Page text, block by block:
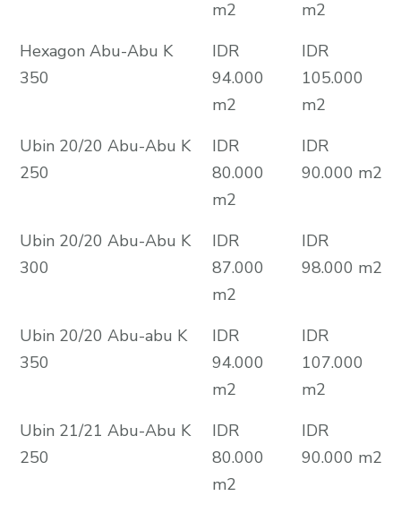
m2
m2
Hexagon Abu-Abu K
350
IDR
94.000
m2
IDR
105.000
m2
Ubin 20/20 Abu-Abu K
250
IDR
80.000
m2
IDR
90.000 m2
Ubin 20/20 Abu-Abu K
300
IDR
87.000
m2
IDR
98.000 m2
Ubin 20/20 Abu-abu K
350
IDR
94.000
m2
IDR
107.000
m2
Ubin 21/21 Abu-Abu K
250
IDR
80.000
m2
IDR
90.000 m2